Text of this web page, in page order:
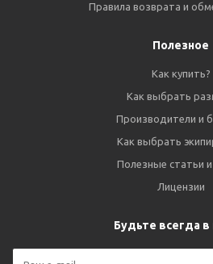
Правила возврата и
Полезное
Как купить?
Как выбрать
Производители и
Как выбрать
Полезные статьи
Лицензии
Будьте всегда в